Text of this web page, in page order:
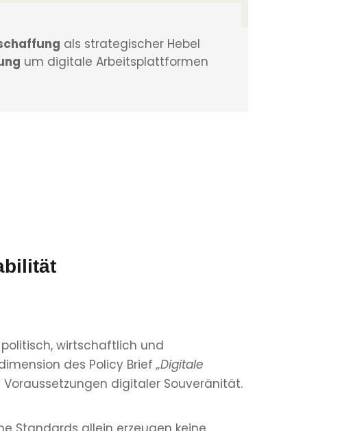
als strategischer Hebel
um digitale Arbeitsplattformen
wirtschaftlich und
des Policy Brief„Digitale
digitaler Souveränität.